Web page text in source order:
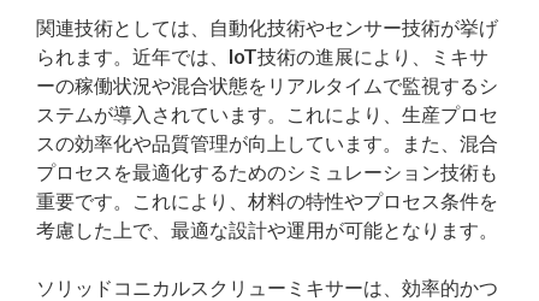
関連技術としては、自動化技術やセンサー技術が挙げ
られます。近年では、IoT技術の進展により、ミキサ
ーの稼働状況や混合状態をリアルタイムで監視するシ
ステムが導入されています。これにより、生産プロセ
スの効率化や品質管理が向上しています。また、混合
プロセスを最適化するためのシミュレーション技術も
重要です。これにより、材料の特性やプロセス条件を
考慮した上で、最適な設計や運用が可能となります。
ソリッドコニカルスクリューミキサーは、効率的かつ